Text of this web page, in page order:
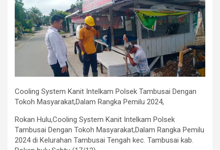
Cooling System Kanit Intelkam Polsek Tambusai Dengan
Tokoh Masyarakat,Dalam Rangka Pemilu 2024,
Rokan Hulu,Cooling System Kanit Intelkam Polsek
Tambusai Dengan Tokoh Masyarakat,Dalam Rangka Pemilu
2024 di Kelurahan Tambusai Tengah kec. Tambusai kab.